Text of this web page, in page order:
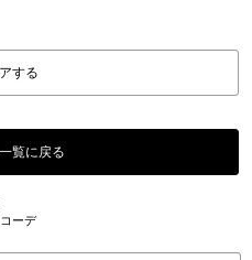
する
覧に戻る
ーデ